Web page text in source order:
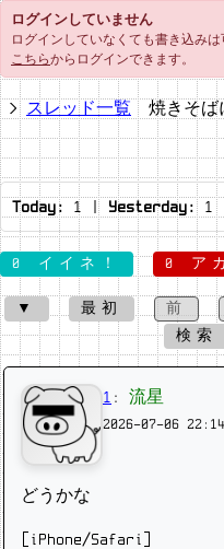
ログインしていません
ログインしていなくても書き込みは
こちらからログインできます。
スレッド一覧 焼きそば
Today: 1 | Yesterday:1
0 イイネ！ 0 ア
▼ 最初 前
検索
1 : 流星
2026-07-06
どうかな
[iPhone/Safari]